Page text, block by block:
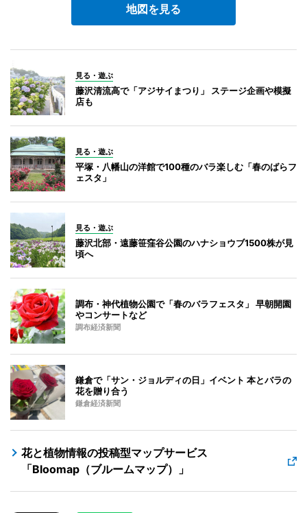
地図を見る
見る・遊ぶ
藤沢清流高で「アジサイまつり」 ステージ企画や模擬
店も
見る・遊ぶ
平塚・八幡山の洋館で100種のバラ楽しむ「春のばらフ
ェスタ」
見る・遊ぶ
藤沢北部・遠藤笹窪谷公園のハナショウブ1500株が見
頃へ
調布・神代植物公園で「春のバラフェスタ」 早朝開園
やコンサートなど
調布経済新聞
鎌倉で「サン・ジョルディの日」イベント 本とバラの
花を贈り合う
鎌倉経済新聞
花と植物情報の投稿型マップサービス
「Bloomap（ブルームマップ）」